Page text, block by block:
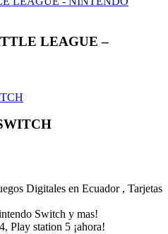
LEAGUE –
Digitales en Ecuador , Tarjetas
Switch y mas!
Play station 5 ¡ahora!